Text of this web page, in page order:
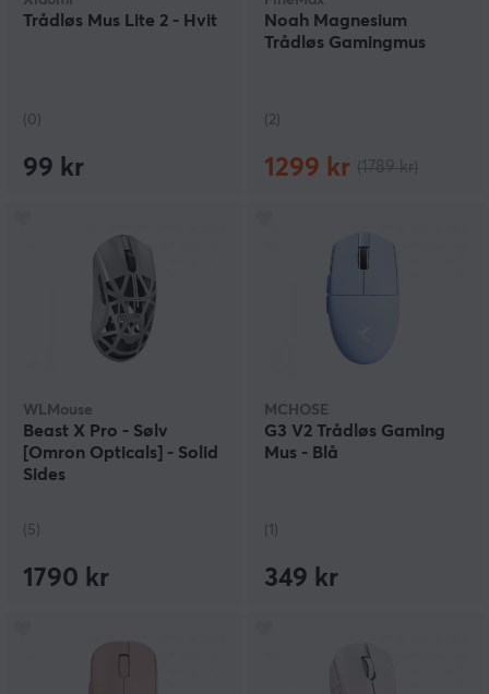
Trådløs Mus Lite 2 - Hvit
(0)
99 kr
Noah Magnesium
Trådløs Gamingmus
(2)
1299 kr
WLMouse
Beast X Pro - Sølv
[Omron Opticals] - Solid
Sides
(5)
1790 kr
MCHOSE
G3 V2 Trådløs Gaming
Mus - Blå
(1)
349 kr